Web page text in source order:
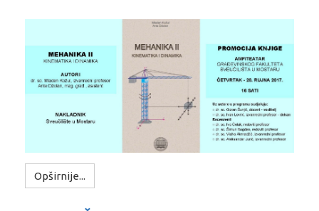
Opširnije...